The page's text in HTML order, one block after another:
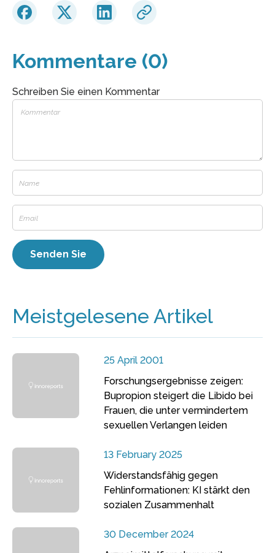
Kommentare (0)
Schreiben Sie einen Kommentar
Meistgelesene Artikel
25 April 2001
Forschungsergebnisse zeigen:
Bupropion steigert die Libido bei
Frauen, die unter vermindertem
sexuellen Verlangen leiden
13 February 2025
Widerstandsfähig gegen
Fehlinformationen: KI stärkt den
sozialen Zusammenhalt
30 December 2024